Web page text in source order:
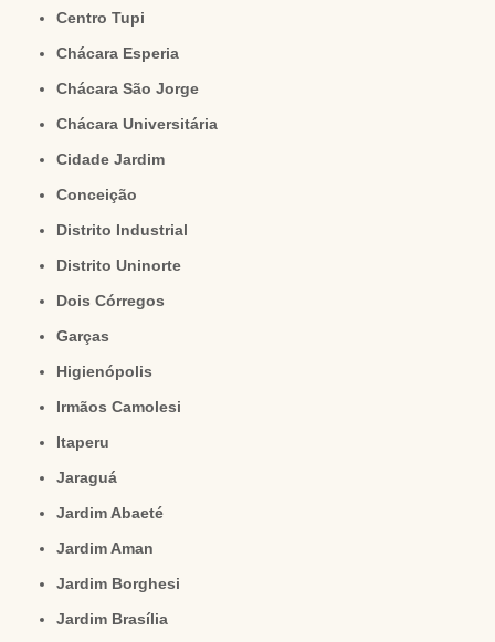
Centro Tupi
Chácara Esperia
Chácara São Jorge
Chácara Universitária
Cidade Jardim
Conceição
Distrito Industrial
Distrito Uninorte
Dois Córregos
Garças
Higienópolis
Irmãos Camolesi
Itaperu
Jaraguá
Jardim Abaeté
Jardim Aman
Jardim Borghesi
Jardim Brasília